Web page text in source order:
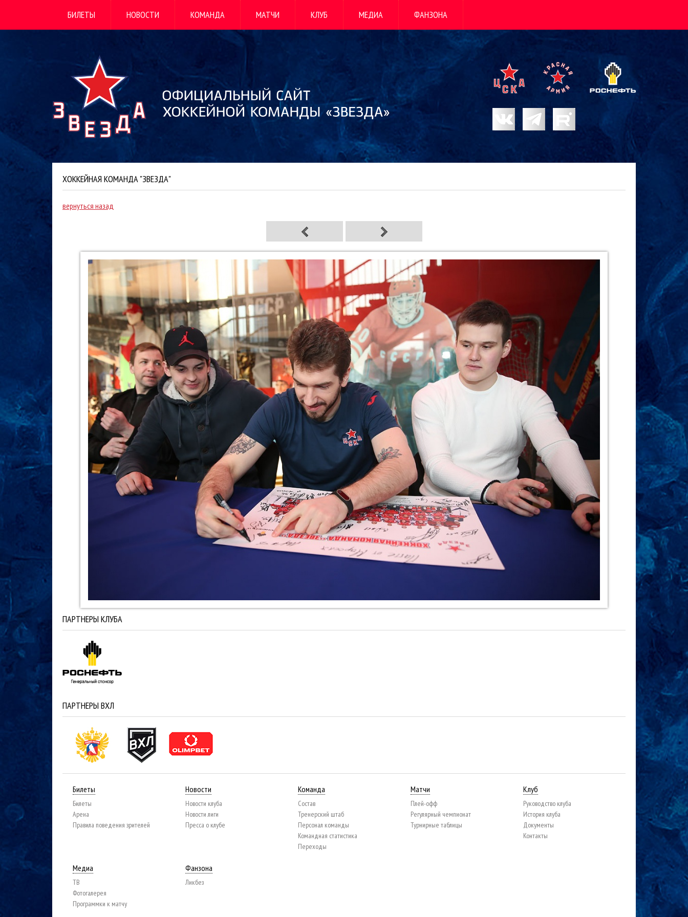
БИЛЕТЫ НОВОСТИ КОМАНДА МАТЧИ КЛУБ МЕДИА ФАНЗОНА
ХОККЕЙНАЯ КОМАНДА "ЗВЕЗДА"
вернуться назад
ПАРТНЕРЫ КЛУБА
ПАРТНЕРЫ ВХЛ
Билеты
Билеты
Арена
Правила поведения зрителей
Новости
Новости клуба
Новости лиги
Пресса о клубе
Команда
Состав
Тренерский штаб
Персонал команды
Командная статистика
Переходы
Матчи
Плей-офф
Регулярный чемпионат
Турнирные таблицы
Клуб
Руководство клуба
История клуба
Документы
Контакты
Медиа
ТВ
Фотогалерея
Программки к матчу
Фанзона
Ликбез